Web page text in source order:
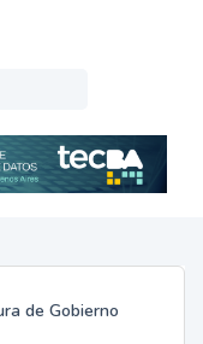
de Gobierno